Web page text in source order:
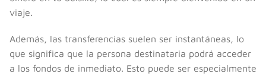
viaje.
Además, las transferencias suelen ser instantáneas, lo
que significa que la persona destinataria podrá acceder
a los fondos de inmediato. Esto puede ser especialmente